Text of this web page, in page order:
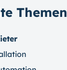
Themen